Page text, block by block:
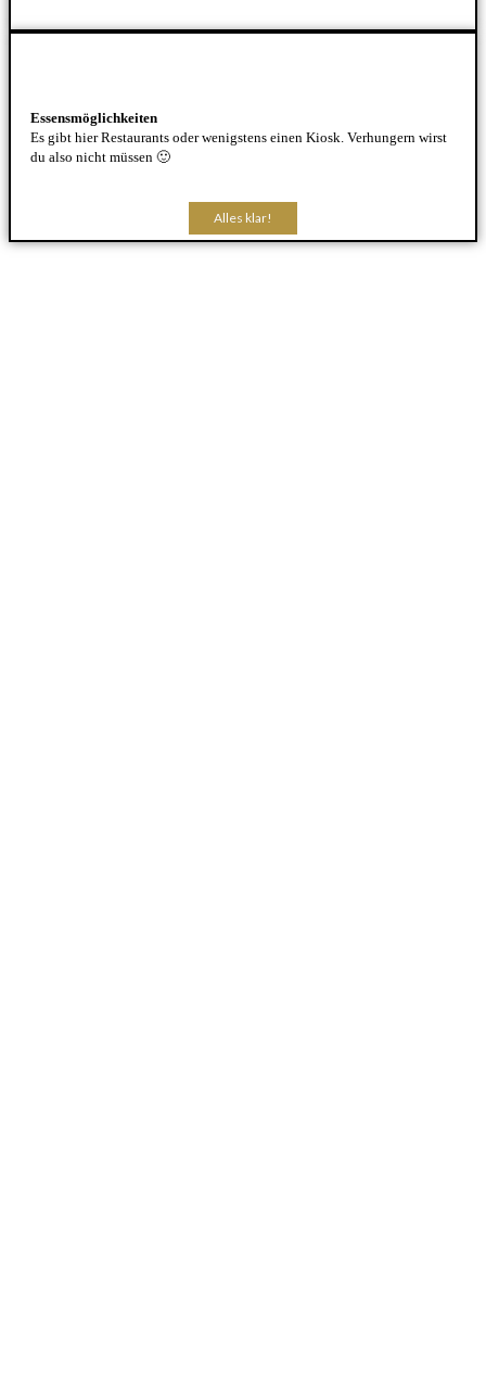
Alles klar!
Alles klar!
Alles klar!
Alles klar!
Essensmöglichkeiten
Es gibt hier Restaurants oder wenigstens einen Kiosk. Verhungern wirst
du also nicht müssen 🙂
Alles klar!